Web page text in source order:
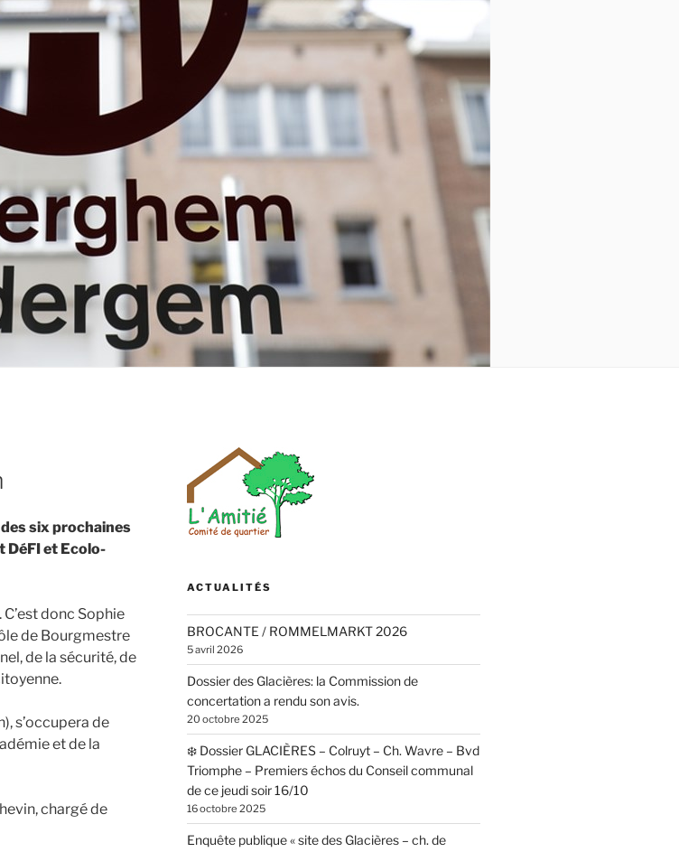
six prochaines
DéFI et Ecolo-
donc Sophie
de Bourgmestre
de la sécurité, de
s’occupera de
et de la
chargé de
ACTUALITÉS
BROCANTE / ROMMELMARKT 2026
5 avril 2026
Dossier des Glacières: la Commission de
concertation a rendu son avis.
20 octobre 2025
❄️ Dossier GLACIÈRES – Colruyt – Ch. Wavre – Bvd
Triomphe – Premiers échos du Conseil communal
de ce jeudi soir 16/10
16 octobre 2025
Enquête publique « site des Glacières – ch. de